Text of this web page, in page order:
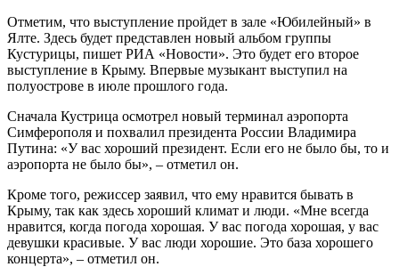
Отметим, что выступление пройдет в зале «Юбилейный» в
Ялте. Здесь будет представлен новый альбом группы
Кустурицы, пишет РИА «Новости». Это будет его второе
выступление в Крыму. Впервые музыкант выступил на
полуострове в июле прошлого года.
Сначала Кустрица осмотрел новый терминал аэропорта
Симферополя и похвалил президента России Владимира
Путина: «У вас хороший президент. Если его не было бы, то и
аэропорта не было бы», – отметил он.
Кроме того, режиссер заявил, что ему нравится бывать в
Крыму, так как здесь хороший климат и люди. «Мне всегда
нравится, когда погода хорошая. У вас погода хорошая, у вас
девушки красивые. У вас люди хорошие. Это база хорошего
концерта», – отметил он.